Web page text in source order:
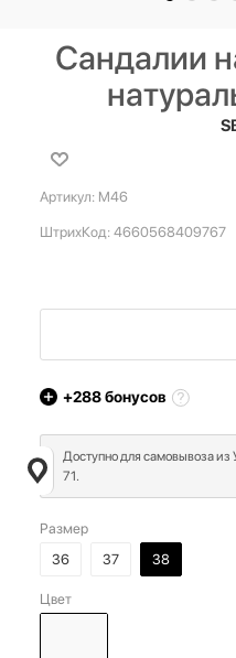
Сандалии
Артикул: M46
ШтрихКод: 4660568409767
+288бонусов
Доступно для самовывоза
71.
Размер
36
37 38
Цвет